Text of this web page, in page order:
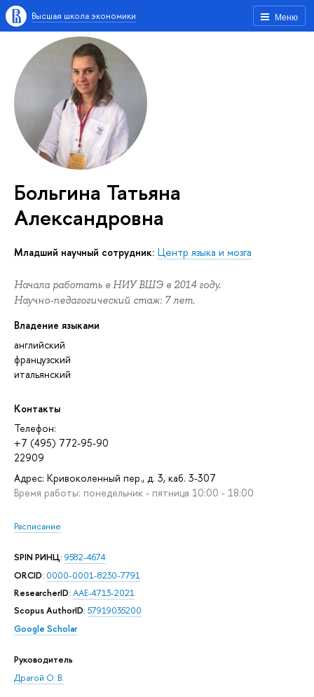
Меню
Высшая школа экономики
Больгина Татьяна
Александровна
Младший научный сотрудник: Центр языка и мозга
Начала работать в НИУ ВШЭ в 2014 году.
Научно-педагогический стаж: 7 лет.
Владение языками
английский
французский
итальянский
Контакты
Телефон:
+7 (495) 772-95-90
22909
Адрес: Кривоколенный пер., д. 3, каб. 3-307
Время работы: понедельник - пятница 10:00 - 18:00
Расписание
SPIN РИНЦ: 9582-4674
ORCID: 0000-0001-8230-7791
ResearcherID: AAE-4713-2021
Scopus AuthorID: 57919035200
Google Scholar
Руководитель
Драгой О. В.